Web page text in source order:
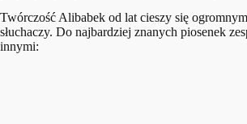
Twórczość Alibabek od lat cieszy się
słuchaczy. Do najbardziej znanych piosenek
innymi: